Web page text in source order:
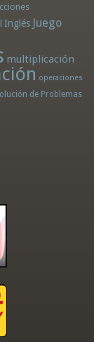
Inglés Juego
multiplicación
operaciones
de Problemas